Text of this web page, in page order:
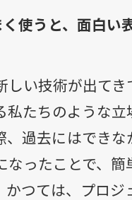
使うと、面白い
しい技術が出て
私たちのような
、過去にはでき
なったことで、
かつては、プロ